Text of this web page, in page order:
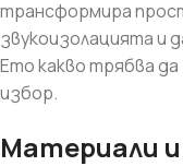
трансформира
звукоизолацията и
Ето какво трябва
избор.
Материали